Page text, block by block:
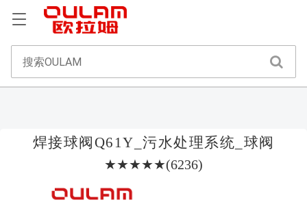
焊接球阀Q61Y_污水处理系统_球阀
★★★★★(6236)